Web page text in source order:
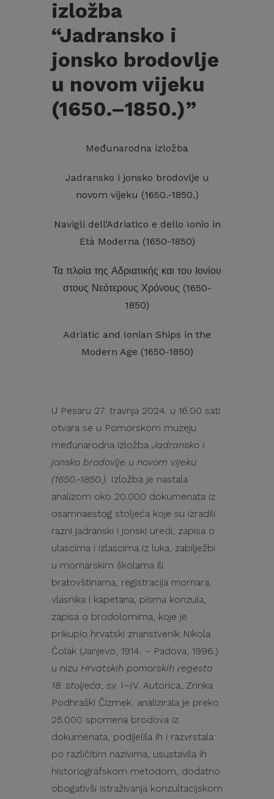
izložba
“Jadransko i
jonsko brodovlje
u novom vijeku
(1650.–1850.)”
Međunarodna izložba
Jadransko i jonsko brodovlje u
novom vijeku (1650.-1850.)
Navigli dell’Adriatico e dello Ionio in
Età Moderna (1650-1850)
Τα πλοία της Αδριατικής και του Ιονίου
στους Νεότερους Χρόνους (1650-
1850)
Adriatic and Ionian Ships in the
Modern Age (1650-1850)
U Pesaru 27. travnja 2024. u 16.00 sati
otvara se u Pomorskom muzeju
međunarodna izložba Jadransko i
jonsko brodovlje u novom vijeku
(1650.-1850.). Izložba je nastala
analizom oko 20.000 dokumenata iz
osamnaestog stoljeća koje su izradili
razni jadranski i jonski uredi, zapisa o
ulascima i izlascima iz luka, zabilježbi
u mornarskim školama ili
bratovštinama, registracija mornara,
vlasnika i kapetana, pisma konzula,
zapisa o brodolomima, koje je
prikupio hrvatski znanstvenik Nikola
Čolak (Janjevo, 1914. – Padova, 1996.)
u nizu Hrvatskih pomorskih regesta
18. stoljeća, sv. I–IV. Autorica, Zrinka
Podhraški Čizmek, analizirala je preko
25.000 spomena brodova iz
dokumenata, podijelila ih i razvrstala
po različitim nazivima, usustavila ih
historiografskom metodom, dodatno
obogativši istraživanja konzultacijskom